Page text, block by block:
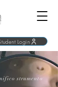
Login
strumento